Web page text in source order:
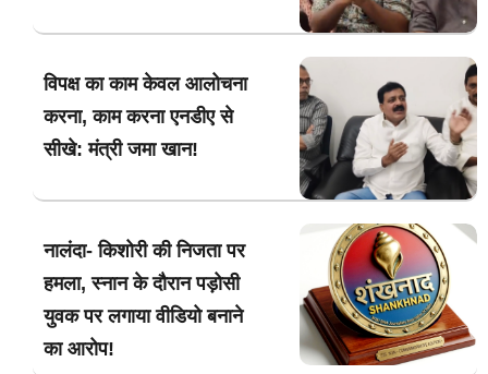
विपक्ष का काम केवल आलोचना
करना, काम करना एनडीए से
सीखे: मंत्री जमा खान!
नालंदा- किशोरी की निजता पर
हमला, स्नान के दौरान पड़ोसी
युवक पर लगाया वीडियो बनाने
का आरोप!